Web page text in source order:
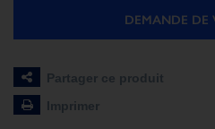
DEMANDE DE
Partager ce produit
Imprimer